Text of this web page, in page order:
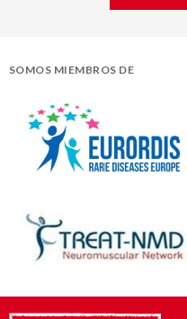
SOMOS MIEMBROS DE